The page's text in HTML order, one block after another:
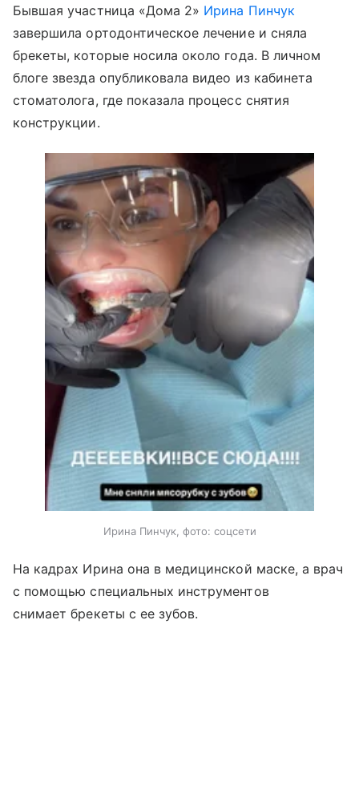
Бывшая участница «Дома 2» Ирина Пинчук
завершила ортодонтическое лечение и сняла
брекеты, которые носила около года. В личном
блоге звезда опубликовала видео из кабинета
стоматолога, где показала процесс снятия
конструкции.
Ирина Пинчук, фото: соцсети
На кадрах Ирина она в медицинской маске, а врач
с помощью специальных инструментов
снимает брекеты с ее зубов.